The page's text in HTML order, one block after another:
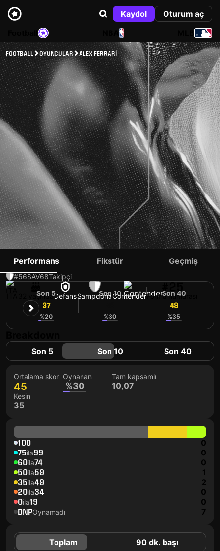
Kaydol
Oturum aç
NBA
FOOTBALL OYUNCULAR ALEX FERRARI
ALEX FERRARI
#56SAV68Takipçi
32 yaşındaDefansSampdoriaContenderForma numarası
Performans Fikstür Geçmiş
Son 5
37
%20
Son 10
%30
Son 40
49
%35
Son 5 Son 10 Son 40
Ortalama skor
45
Oynanan
%30
Tam kapsamlı
10,07
Kesin
35
100 0
75ila99 0
60ila74 0
50ila59 1
35ila49 2
20ila34 0
0ila19 0
DNPOynamadı 7
Toplam 90 dk. başı